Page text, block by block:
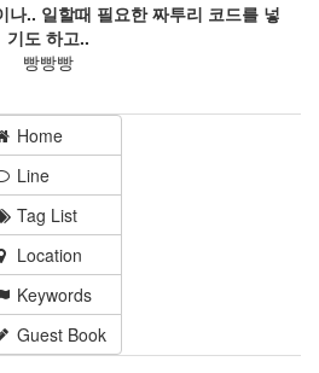
나.. 일할때 필요한 짜투리 코드를 넣
기도 하고..
빵빵빵
Home
Line
Tag List
Location
Keywords
Guest Book